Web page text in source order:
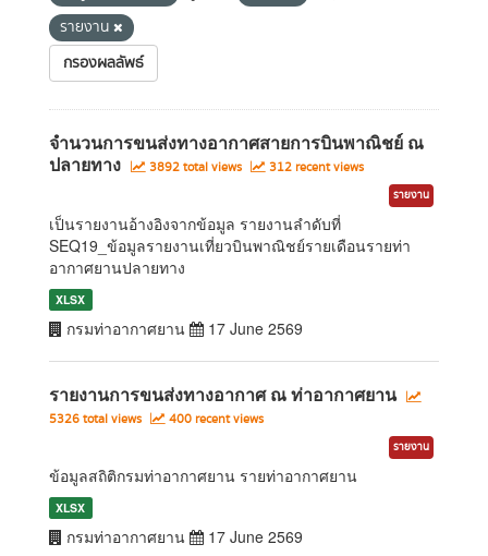
รายงาน
กรองผลลัพธ์
จำนวนการขนส่งทางอากาศสายการบินพาณิชย์ ณ
ปลายทาง
3892 total views 312 recent views
รายงาน
เป็นรายงานอ้างอิงจากข้อมูล รายงานลำดับที่
SEQ19_ข้อมูลรายงานเที่ยวบินพาณิชย์รายเดือนรายท่า
อากาศยานปลายทาง
XLSX
กรมท่าอากาศยาน 17 June 2569
รายงานการขนส่งทางอากาศ ณ ท่าอากาศยาน
5326 total views 400 recent views
รายงาน
ข้อมูลสถิติกรมท่าอากาศยาน รายท่าอากาศยาน
XLSX
กรมท่าอากาศยาน 17 June 2569